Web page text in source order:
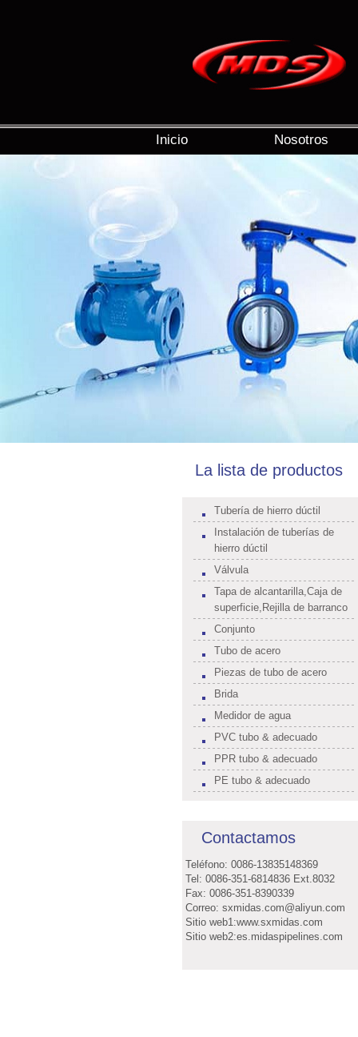
Inicio Nosotros
La lista de productos
Tubería de hierro dúctil
Instalación de tuberías de
hierro dúctil
Válvula
Tapa de alcantarilla,Caja de
superficie,Rejilla de barranco
Conjunto
Tubo de acero
Piezas de tubo de acero
Brida
Medidor de agua
PVC tubo & adecuado
PPR tubo & adecuado
PE tubo & adecuado
Contactamos
Teléfono: 0086-13835148369
Tel: 0086-351-6814836 Ext.8032
Fax: 0086-351-8390339
Correo: sxmidas.com@aliyun.com
Sitio web1:www.sxmidas.com
Sitio web2:es.midaspipelines.com